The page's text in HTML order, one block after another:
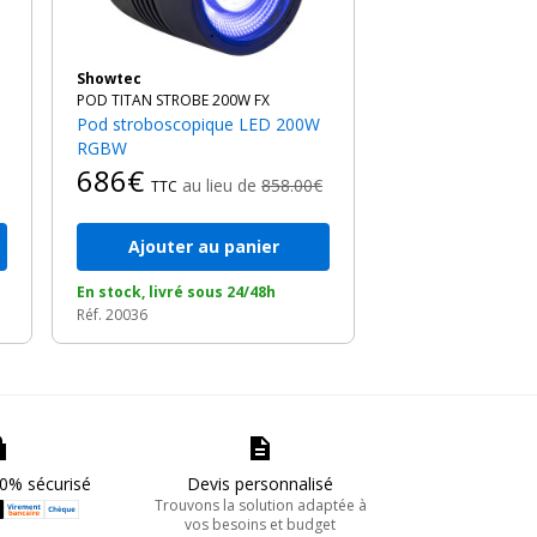
Showtec
POD TITAN STROBE 200W FX
Pod stroboscopique LED 200W
RGBW
686€ TTC au lieu de 858.00€
Ajouter au panier
En stock, livré sous 24/48h
Réf. 20036
sécurisé Devis personnalisé
Trouvons la solution adaptée à
vos besoins et budget